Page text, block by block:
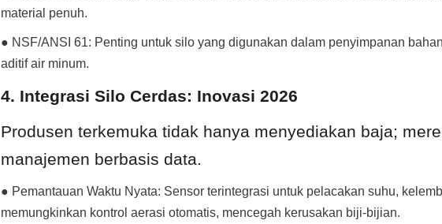
material penuh.
● NSF/ANSI 61: Penting untuk silo yang digunakan dalam penyimpanan
aditif air minum.
4. Integrasi Silo Cerdas: Inovasi 2026
Produsen terkemuka tidak hanya menyediakan baja;
manajemen berbasis data.
● Pemantauan Waktu Nyata: Sensor terintegrasi untuk pelacakan suhu,
memungkinkan kontrol aerasi otomatis, mencegah kerusakan biji-bijian.